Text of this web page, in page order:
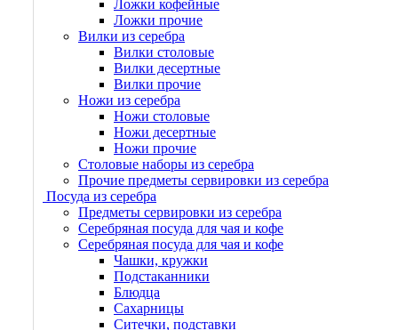
Ложки кофейные
Ложки прочие
Вилки из серебра
Вилки столовые
Вилки десертные
Вилки прочие
Ножи из серебра
Ножи столовые
Ножи десертные
Ножи прочие
Столовые наборы из серебра
Прочие предметы сервировки из серебра
Посуда из серебра
Предметы сервировки из серебра
Серебряная посуда для чая и кофе
Серебряная посуда для чая и кофе
Чашки, кружки
Подстаканники
Блюдца
Сахарницы
Ситечки, подставки